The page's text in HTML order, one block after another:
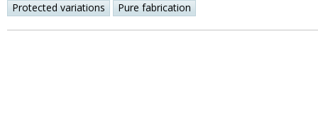
Protected variations
Pure fabrication